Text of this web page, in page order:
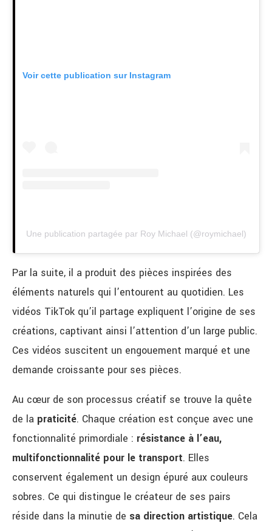
Voir cette publication sur Instagram
Une publication partagée par Roy Michael (@roymichael)
Par la suite, il a produit des pièces inspirées des
éléments naturels qui l’entourent au quotidien. Les
vidéos TikTok qu’il partage expliquent l’origine de ses
créations, captivant ainsi l’attention d’un large public.
Ces vidéos suscitent un engouement marqué et une
demande croissante pour ses pièces.
Au cœur de son processus créatif se trouve la quête
de la praticité. Chaque création est conçue avec une
fonctionnalité primordiale : résistance à l’eau,
multifonctionnalité pour le transport. Elles
conservent également un design épuré aux couleurs
sobres. Ce qui distingue le créateur de ses pairs
réside dans la minutie de sa direction artistique. Cela